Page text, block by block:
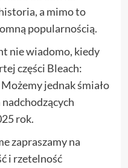
a mimo to
popularnością.
nie wiadomo, kiedy
części Bleach:
jednak śmiało
nadchodzących
rok.
zapraszamy na
i rzetelność